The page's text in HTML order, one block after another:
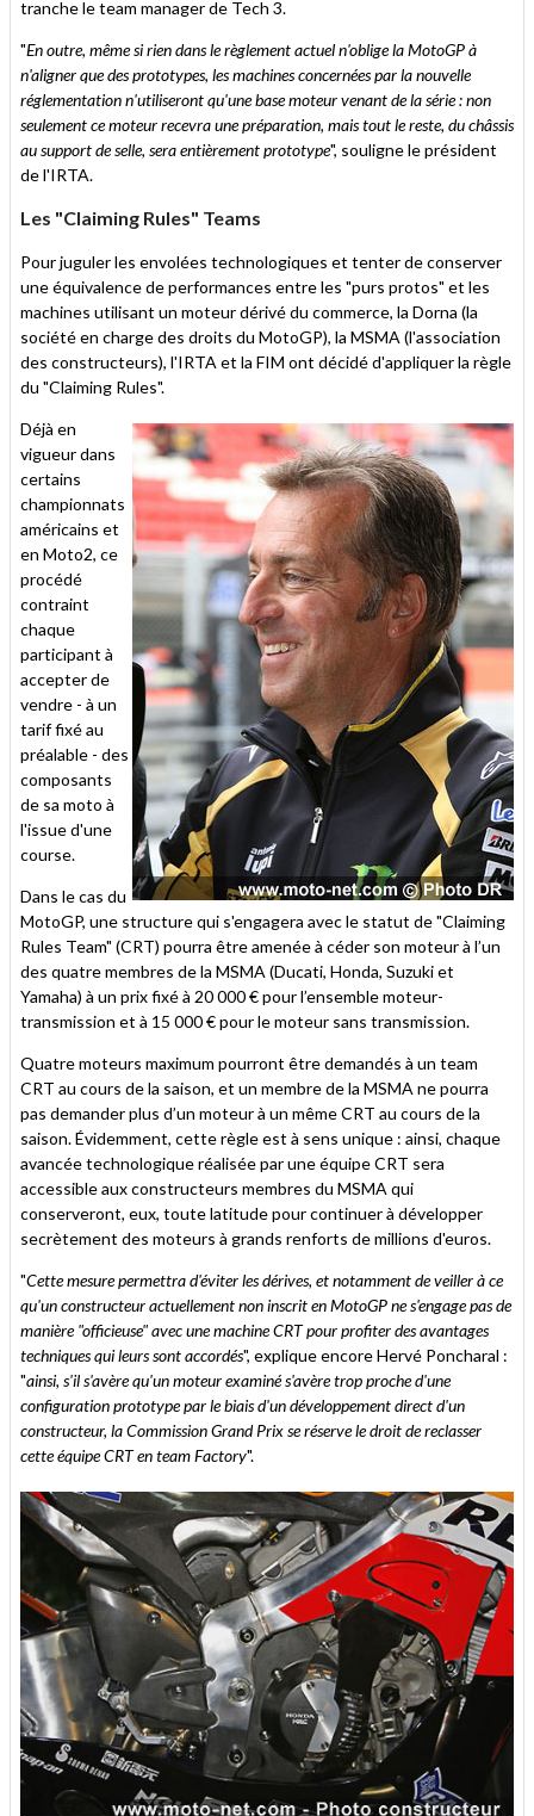
tranche le team manager de Tech 3.
"En outre, même si rien dans le règlement actuel n'oblige la MotoGP à
n'aligner que des prototypes, les machines concernées par la nouvelle
réglementation n'utiliseront qu'une base moteur venant de la série : non
seulement ce moteur recevra une préparation, mais tout le reste, du châssis
au support de selle, sera entièrement prototype", souligne le président
de l'IRTA.
Les "Claiming Rules" Teams
Pour juguler les envolées technologiques et tenter de conserver
une équivalence de performances entre les "purs protos" et les
machines utilisant un moteur dérivé du commerce, la Dorna (la
société en charge des droits du MotoGP), la MSMA (l'association
des constructeurs), l'IRTA et la FIM ont décidé d'appliquer la règle
du "Claiming Rules".
Déjà en
vigueur dans
certains
championnats
américains et
en Moto2, ce
procédé
contraint
chaque
participant à
accepter de
vendre - à un
tarif fixé au
préalable - des
composants
de sa moto à
l'issue d'une
course.
Dans le cas du
MotoGP, une structure qui s'engagera avec le statut de "Claiming
Rules Team" (CRT) pourra être amenée à céder son moteur à l’un
des quatre membres de la MSMA (Ducati, Honda, Suzuki et
Yamaha) à un prix fixé à 20 000 € pour l’ensemble moteur-
transmission et à 15 000 € pour le moteur sans transmission.
Quatre moteurs maximum pourront être demandés à un team
CRT au cours de la saison, et un membre de la MSMA ne pourra
pas demander plus d’un moteur à un même CRT au cours de la
saison. Évidemment, cette règle est à sens unique : ainsi, chaque
avancée technologique réalisée par une équipe CRT sera
accessible aux constructeurs membres du MSMA qui
conserveront, eux, toute latitude pour continuer à développer
secrètement des moteurs à grands renforts de millions d'euros.
"Cette mesure permettra d'éviter les dérives, et notamment de veiller à ce
qu'un constructeur actuellement non inscrit en MotoGP ne s'engage pas de
manière "officieuse" avec une machine CRT pour profiter des avantages
techniques qui leurs sont accordés", explique encore Hervé Poncharal :
"ainsi, s'il s'avère qu'un moteur examiné s'avère trop proche d'une
configuration prototype par le biais d'un développement direct d'un
constructeur, la Commission Grand Prix se réserve le droit de reclasser
cette équipe CRT en team Factory".